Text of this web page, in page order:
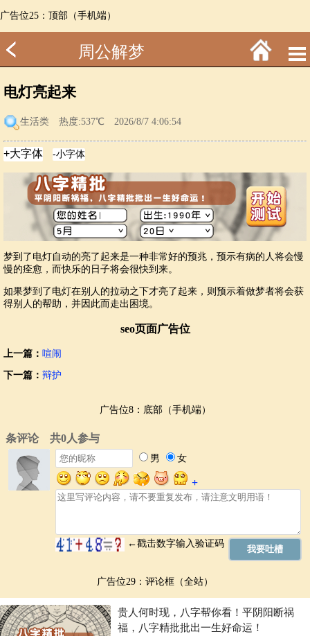
广告位25：顶部（手机端）
周公解梦
电灯亮起来
生活类 热度:537℃ 2026/8/7 4:06:54
梦到了电灯自动的亮了起来是一种非常好的预兆，预示有病的人将会慢
慢的痊愈，而快乐的日子将会很快到来。
如果梦到了电灯在别人的拉动之下才亮了起来，则预示着做梦者将会获
得别人的帮助，并因此而走出困境。
seo页面广告位
上一篇： 喧闹
下一篇： 辩护
广告位8：底部（手机端）
广告位29：评论框（全站）
贵人何时现，八字帮你看！平阴阳断祸
福，八字精批批出一生好命运！